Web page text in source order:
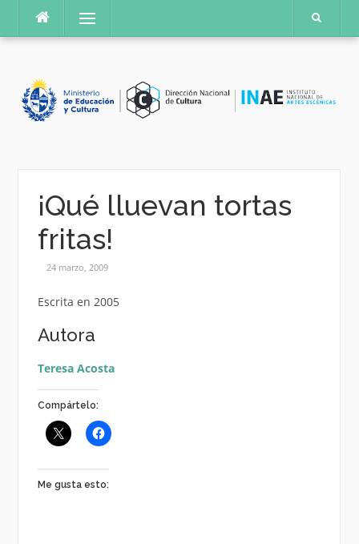
contenido
Menú
¡Qué lluevan tortas
fritas!
24 marzo, 2009
Escrita en 2005
Autora
Teresa Acosta
Compártelo:
Me gusta esto: